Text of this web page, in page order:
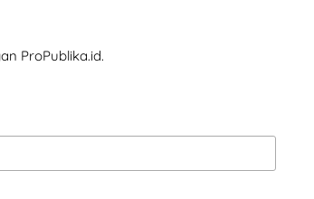
ProPublika.id.